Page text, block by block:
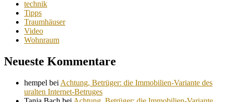
technik
Tipps
Traumhäuser
Video
Wohnraum
Neueste Kommentare
hempel bei Achtung, Betrüger: die Immobilien-Variante des
uralten Internet-Betruges